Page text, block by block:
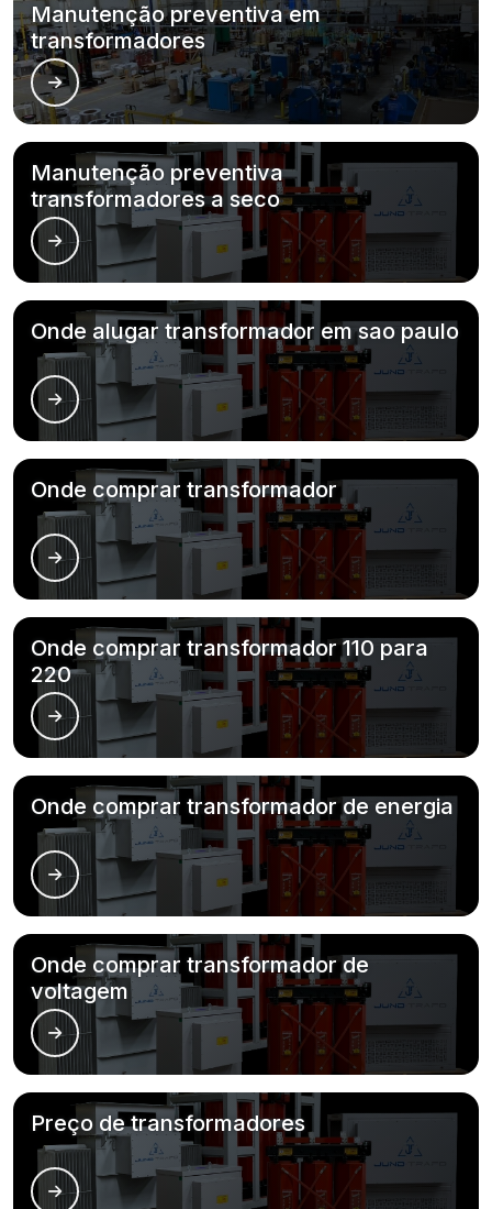
Manutenção preventiva em
transformadores
Manutenção preventiva
transformadores a seco
Onde alugar transformador em sao paulo
Onde comprar transformador
Onde comprar transformador 110 para
220
Onde comprar transformador de energia
Onde comprar transformador de
voltagem
Preço de transformadores